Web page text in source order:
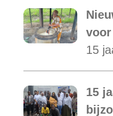
15
van
een
15